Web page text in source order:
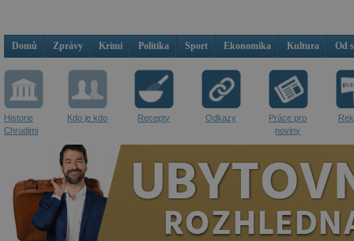
Domů Zprávy Krimi Politika Sport Ekonomika Kultura Od
Historie
Chrudimi
Kdo je kdo Recepty Odkazy
Práce pro
noviny